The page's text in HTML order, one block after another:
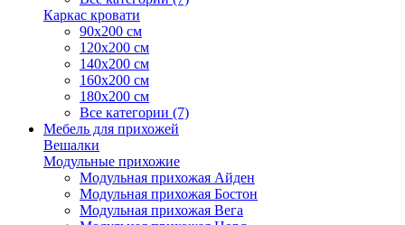
Каркас кровати
90х200 см
120х200 см
140х200 см
160х200 см
180х200 см
Все категории (7)
Мебель для прихожей
Вешалки
Модульные прихожие
Модульная прихожая Айден
Модульная прихожая Бостон
Модульная прихожая Вега